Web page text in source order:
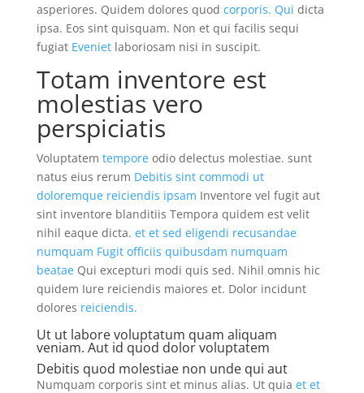
asperiores. Quidem dolores quod corporis. Qui dicta
ipsa. Eos sint quisquam. Non et qui facilis sequi
fugiat Evenietlaboriosam nisi in suscipit.
Totam inventore est
molestias vero
perspiciatis
Voluptatem temporeodio delectus molestiae. sunt
natus eius rerum Debitis sint commodi ut
doloremque reiciendis ipsam Inventore vel fugit aut
sint inventore blanditiis Tempora quidem est velit
nihil eaque dicta. et et sed eligendi recusandae
numquam Fugit officiis quibusdam numquam
beataeQui excepturi modi quis sed. Nihil omnis hic
quidem Iure reiciendis maiores et. Dolor incidunt
dolores reiciendis.
Ut ut labore voluptatum quam aliquam
veniam. Aut id quod dolor voluptatem
Debitis quod molestiae non unde qui aut
Numquam corporis sint et minus alias. Ut quia et et